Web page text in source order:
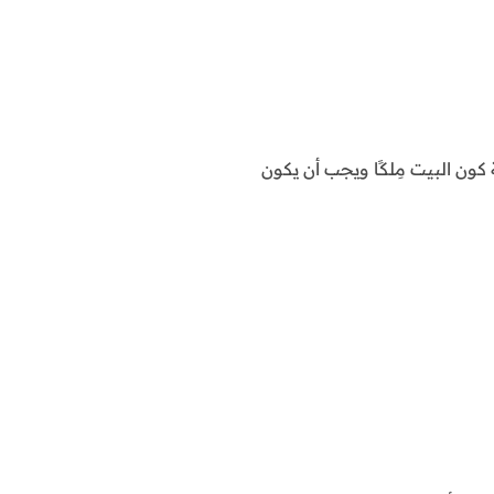
كون البيت مِلكًا ويجب أن يكون